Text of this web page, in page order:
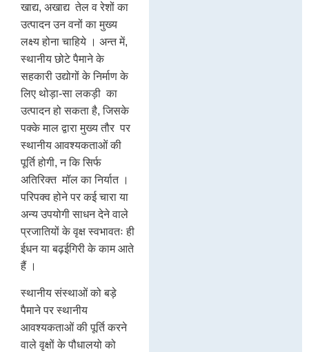
खाद्य, अखाद्य तेल व रेशों का
उत्पादन उन वनों का मुख्य
लक्ष्य होना चाहिये । अन्त में,
स्थानीय छोटे पैमाने के
सहकारी उद्योगों के निर्माण के
लिए थोड़ा-सा लकड़ी का
उत्पादन हो सकता है, जिसके
पक्के माल द्वारा मुख्य तौर पर
स्थानीय आवश्यकताओं की
पूर्ति होगी, न कि सिर्फ
अतिरिक्त मॉल का निर्यात ।
परिपक्व होने पर कई चारा या
अन्य उपयोगी साधन देने वाले
प्रजातियों के वृक्ष स्वभावतः ही
ईधन या बढ़ईगिरी के काम आते
हैं ।
स्थानीय संस्थाओं को बड़े
पैमाने पर स्थानीय
आवश्यकताओं की पूर्ति करने
वाले वृक्षों के पौधालयो को